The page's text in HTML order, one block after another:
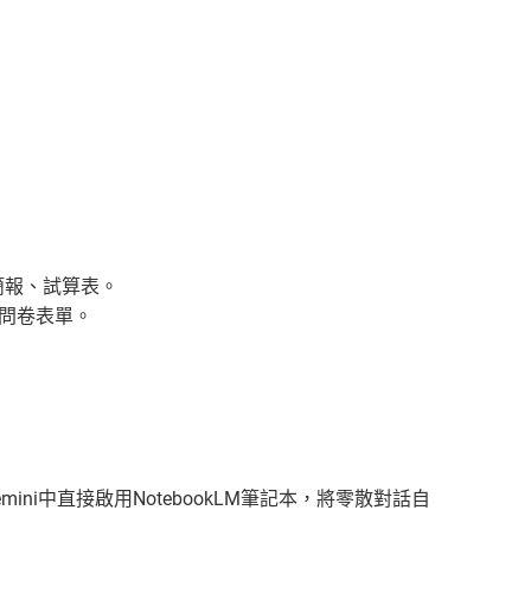
、試算表。
卷表單。
中直接啟用NotebookLM筆記本，將零散對話自